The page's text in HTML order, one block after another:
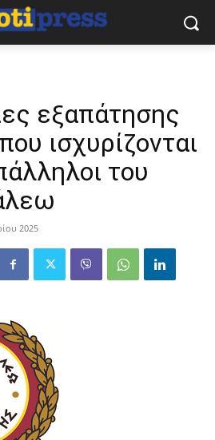
εξαπάτησης
ισχυρίζονται
του
2025